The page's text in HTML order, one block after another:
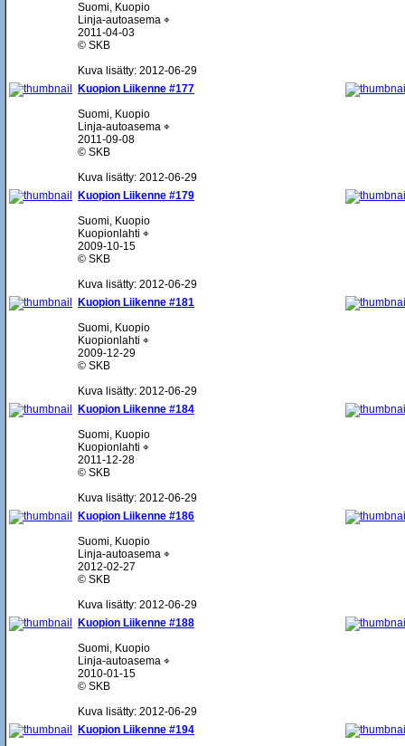
Suomi, Kuopio
Linja-autoasema ⌖
2011-04-03
© SKB
Kuva lisätty: 2012-06-29
Kuopion Liikenne #177
Suomi, Kuopio
Linja-autoasema ⌖
2011-09-08
© SKB
Kuva lisätty: 2012-06-29
Kuopion Liikenne #179
Suomi, Kuopio
Kuopionlahti ⌖
2009-10-15
© SKB
Kuva lisätty: 2012-06-29
Kuopion Liikenne #181
Suomi, Kuopio
Kuopionlahti ⌖
2009-12-29
© SKB
Kuva lisätty: 2012-06-29
Kuopion Liikenne #184
Suomi, Kuopio
Kuopionlahti ⌖
2011-12-28
© SKB
Kuva lisätty: 2012-06-29
Kuopion Liikenne #186
Suomi, Kuopio
Linja-autoasema ⌖
2012-02-27
© SKB
Kuva lisätty: 2012-06-29
Kuopion Liikenne #188
Suomi, Kuopio
Linja-autoasema ⌖
2010-01-15
© SKB
Kuva lisätty: 2012-06-29
Kuopion Liikenne #194